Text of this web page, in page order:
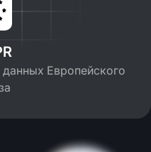
Европейского